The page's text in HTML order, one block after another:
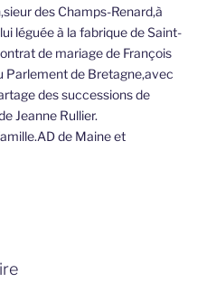
des Champs-Renard,à
léguée à la fabrique de Saint-
de mariage de François
Parlement de Bretagne,avec
des successions de
Jeanne Rullier.
de Maine et